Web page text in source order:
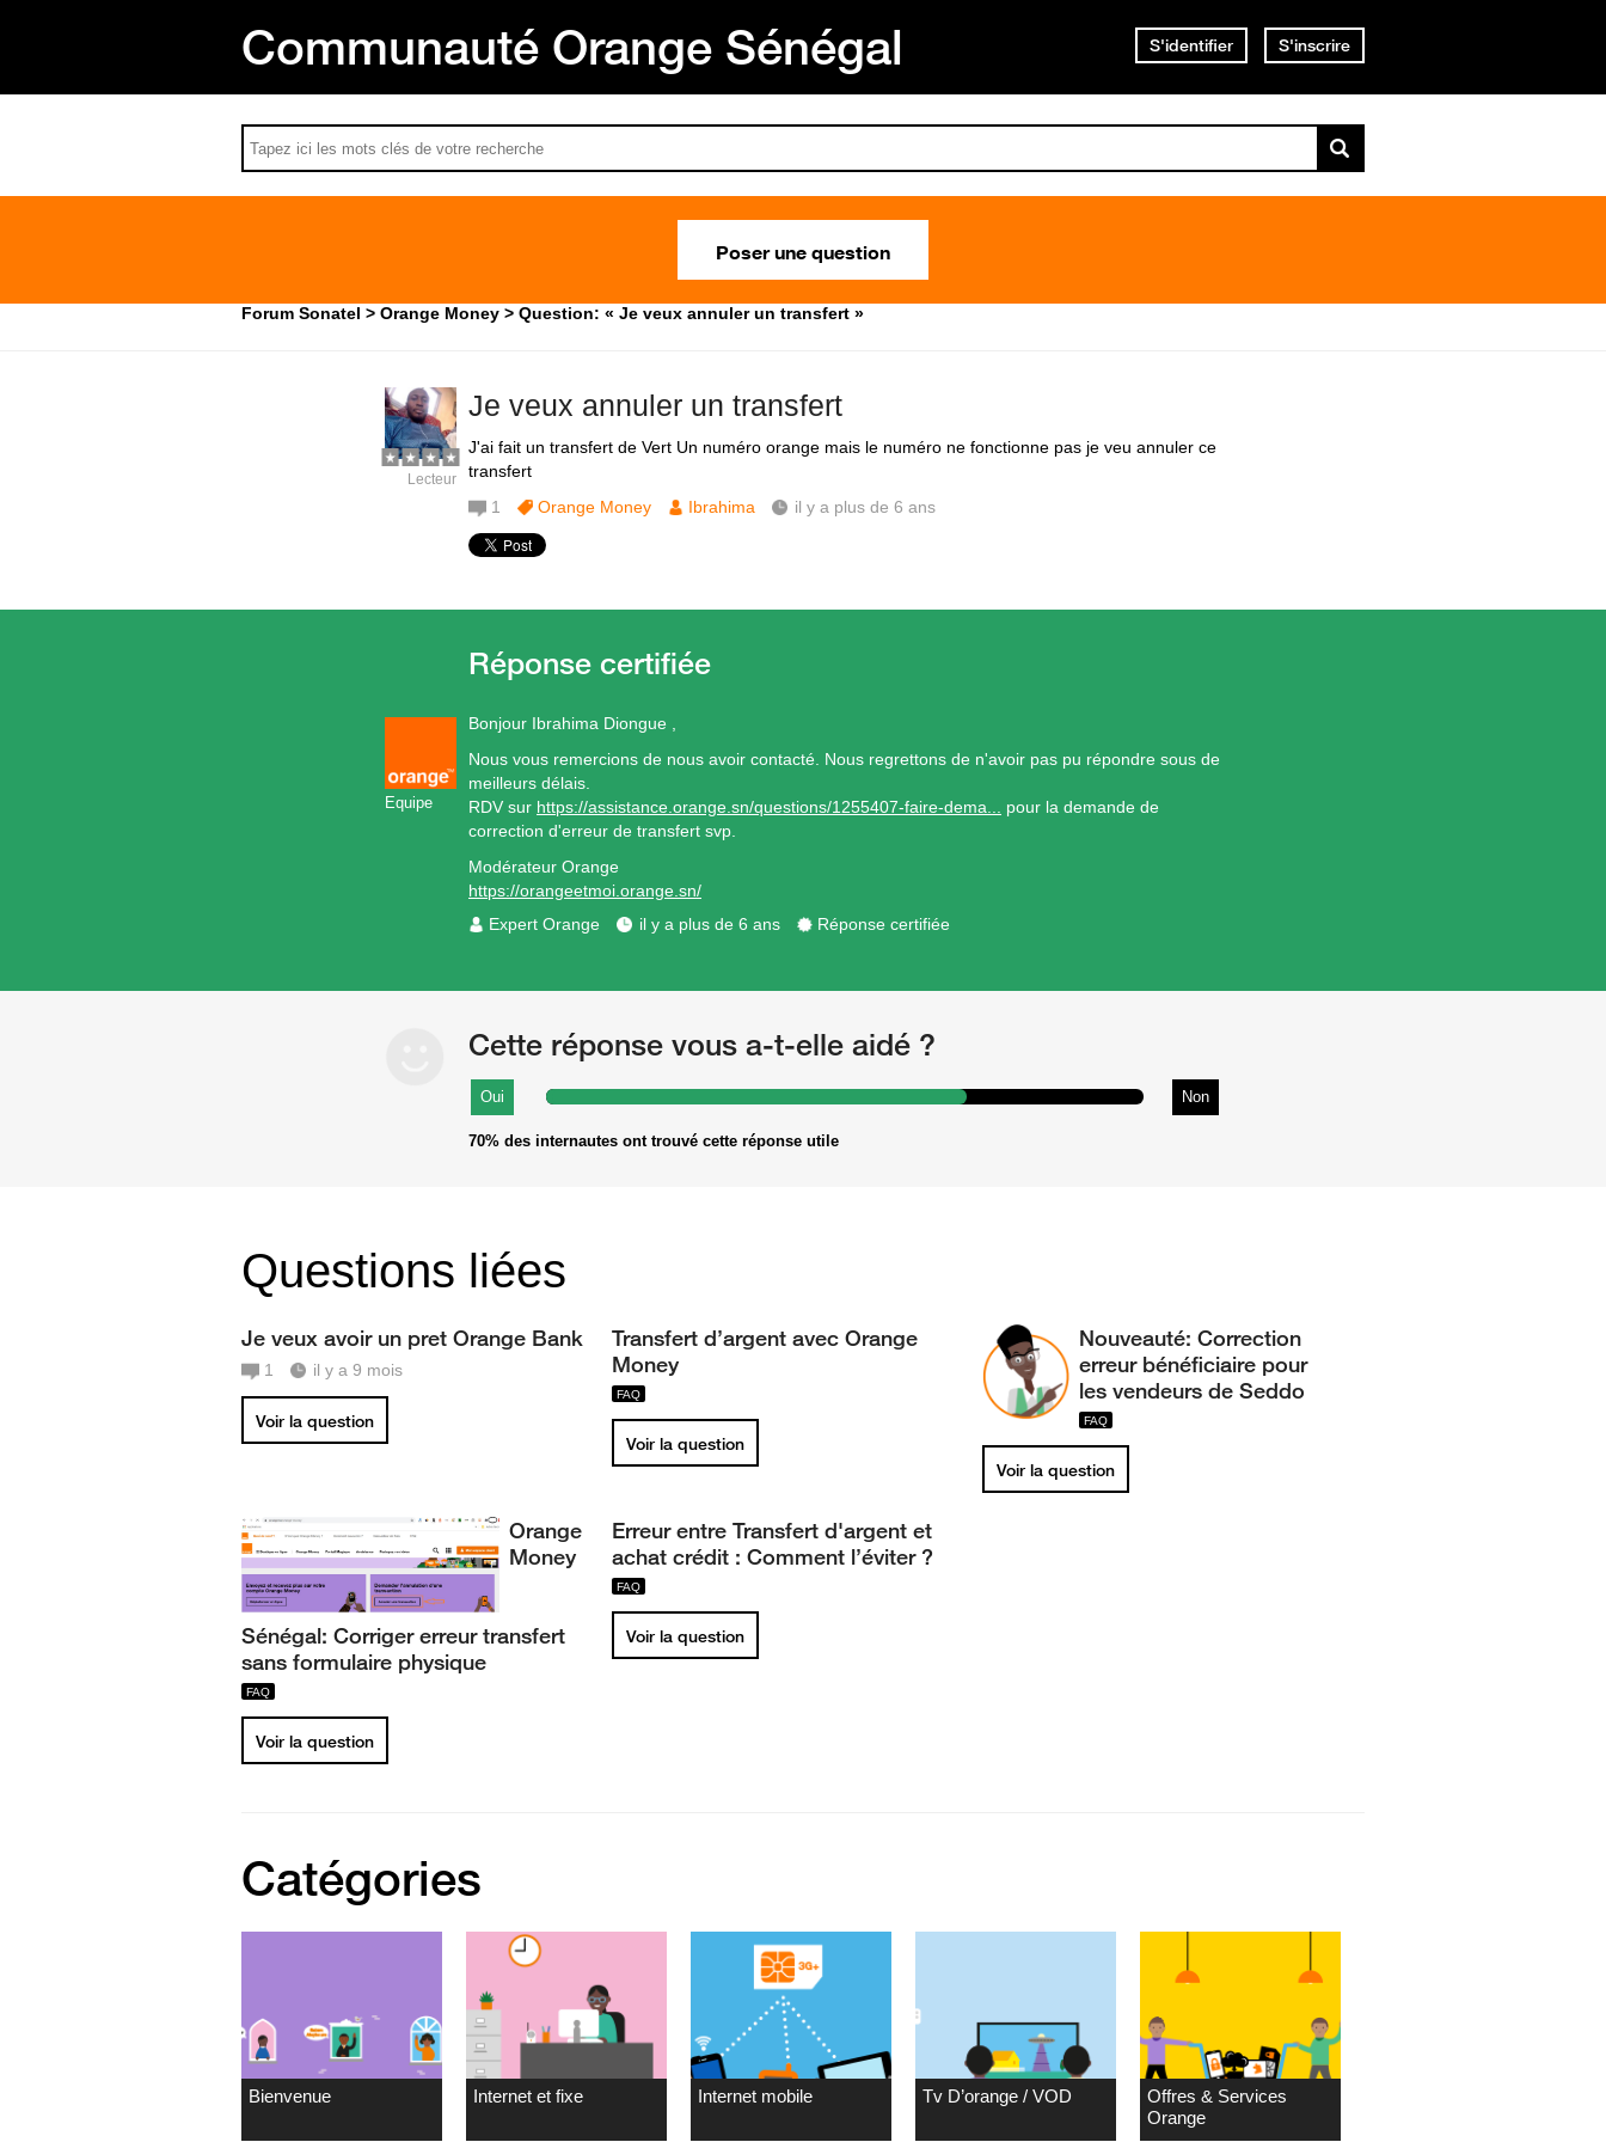
Communauté Orange Sénégal S'identifier S'inscrire
Poser une question
Forum Sonatel Orange Money Question: « Je veux annuler un transfert »
Je veux annuler un transfert
J'ai fait un transfert de Vert Un numéro orange mais le numéro ne fonctionne pas je veu annuler ce
transfert
Lecteur
1 Orange Money Ibrahima il y a plus de 6 ans
Equipe
Bonjour Ibrahima Diongue ,
Nous vous remercions de nous avoir contacté. Nous regrettons de n'avoir pas pu répondre sous de
meilleurs délais.
RDV sur https://assistance.orange.sn/questions/1255407-faire-dema...
pour la demande de
correction d'erreur de transfert svp.
Modérateur Orange
https://orangeetmoi.orange.sn/
Expert Orange
il y a plus de 6 ans Réponse certifiée
Cette réponse vous a-t-elle aidé ?
Non
Oui
70% des internautes ont trouvé cette réponse utile
Questions liées
Je veux avoir un pret Orange Bank
1 il y a 9 mois
Voir la question
Transfert d’argent avec Orange
Money
Voir la question
Nouveauté: Correction
erreur bénéficiaire pour
les vendeurs de Seddo
Voir la question
Orange
Money
Sénégal: Corriger erreur transfert
sans formulaire physique
Voir la question
Erreur entre Transfert d'argent et
achat crédit : Comment l’éviter ?
Voir la question
Catégories
Bienvenue Internet et fixe Internet mobile Tv D’orange / VOD
Offres & Services
Orange